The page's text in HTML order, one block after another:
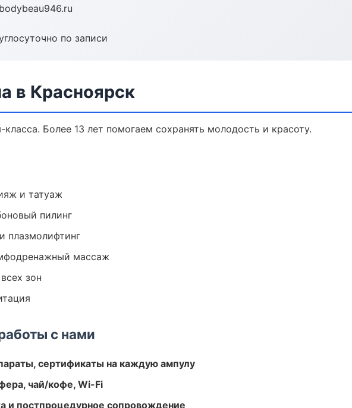
по записи
в Красноярск
Более 13 лет помогаем сохранять молодость и красоту.
и татуаж
пилинг
плазмолифтинг
массаж
зон
с нами
сертификаты на каждую ампулу
чай/кофе, Wi-Fi
и постпроцедурное сопровождение